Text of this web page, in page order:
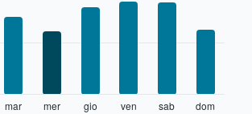
mar mer gio ven sab dom